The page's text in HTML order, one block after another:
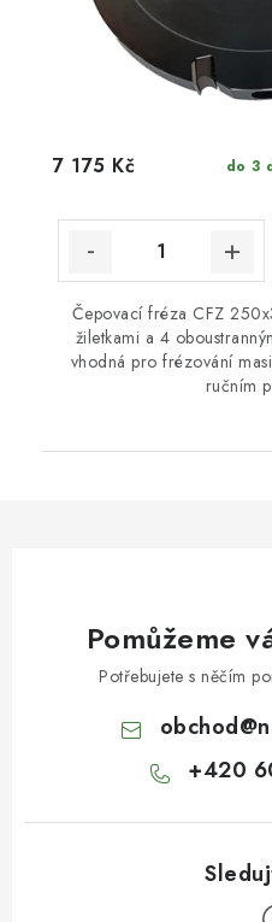
do 3
7 175 Kč
Čepovací fréza CFZ
žiletkami a 4
vhodná pro frézování
ručním
Pomůžeme
Potřebujete s něčím
obchod@
+420